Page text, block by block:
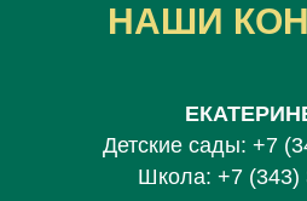
НАШИ
Детские сады: +7
Школа: +7 (343)